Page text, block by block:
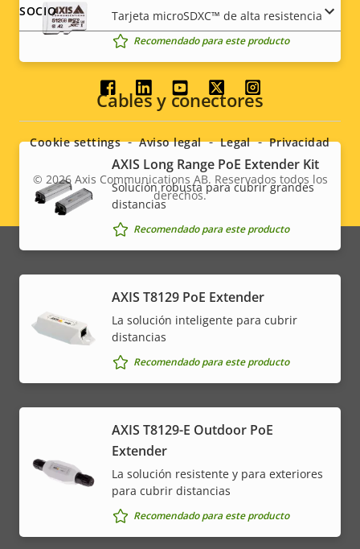
de
propiedad
propiedad
Alimentación (media) 7.2 W
Tarjeta microSDXC™ de alta resistencia
Recomendado para este producto
Cables y conectores
AXIS Long Range PoE Extender Kit
Solución robusta para cubrir grandes
distancias
Recomendado para este producto
AXIS T8129 PoE Extender
La solución inteligente para cubrir
distancias
Recomendado para este producto
AXIS T8129-E Outdoor PoE
Extender
La solución resistente y para exteriores
para cubrir distancias
Recomendado para este producto
SOCIO
Social
menu
Legal
menu
© 2026Axis Communications AB. Reservados todos los
derechos.
Cookie settings Aviso legal Legal Privacidad